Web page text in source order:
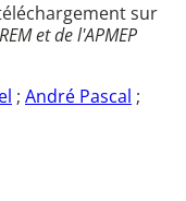
sur
et de l'APMEP
; André Pascal ;